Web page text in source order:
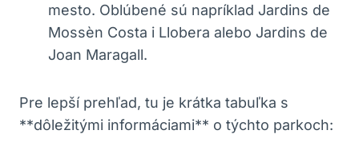
mesto. Oblúbené sú napríklad Jardins de
Mossèn Costa i Llobera alebo Jardins de
Joan Maragall.
Pre lepší prehľad, tu je krátka tabuľka s
**dôležitými informáciami** o týchto parkoch: